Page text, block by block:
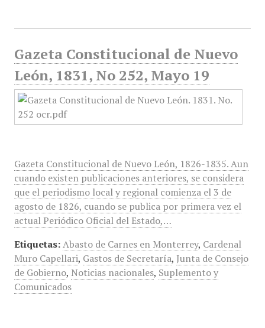
Gazeta Constitucional de Nuevo
León, 1831, No 252, Mayo 19
Gazeta Constitucional de Nuevo León, 1826-1835. Aun
cuando existen publicaciones anteriores, se considera
que el periodismo local y regional comienza el 3 de
agosto de 1826, cuando se publica por primera vez el
actual Periódico Oficial del Estado,…
Etiquetas: Abasto de Carnes en Monterrey, Cardenal
Muro Capellari, Gastos de Secretaría, Junta de Consejo
de Gobierno, Noticias nacionales, Suplemento y
Comunicados